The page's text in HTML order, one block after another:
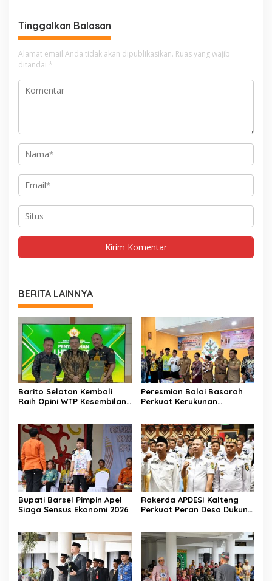
Tinggalkan Balasan
Alamat email Anda tidak akan dipublikasikan. Ruas yang wajib
ditandai *
BERITA LAINNYA
Barito Selatan Kembali
Raih Opini WTP Kesembilan
Peresmian Balai Basarah
Perkuat Kerukunan
Bupati Barsel Pimpin Apel
Siaga Sensus Ekonomi 2026
Rakerda APDESI Kalteng
Perkuat Peran Desa Dukung